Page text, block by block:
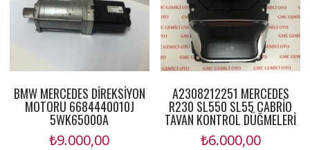
BMW MERCEDES DİREKSİYON
MOTORU 6684440010J
5WK65000A
₺9.000,00
A2308212251 MERCEDES
R230 SL550 SL55 CABRİO
TAVAN KONTROL DÜĞMELERİ
₺6.000,00